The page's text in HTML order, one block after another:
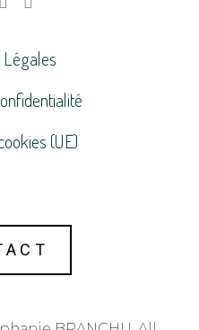
Légales
(UE)